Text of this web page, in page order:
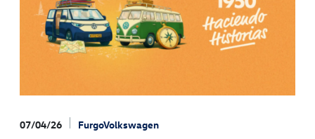
07/04/26 FurgoVolkswagen